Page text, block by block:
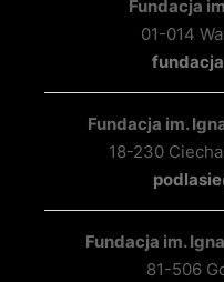
Fundacja
01-014
Fundacja im.
18-230
Fundacja im.
81-506